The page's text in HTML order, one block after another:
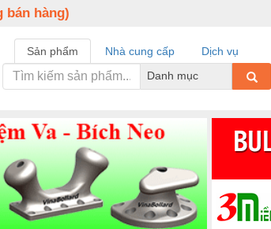
bán hàng)
Sản phẩm Nhà cung cấp
Dịch vụ
Danh mục